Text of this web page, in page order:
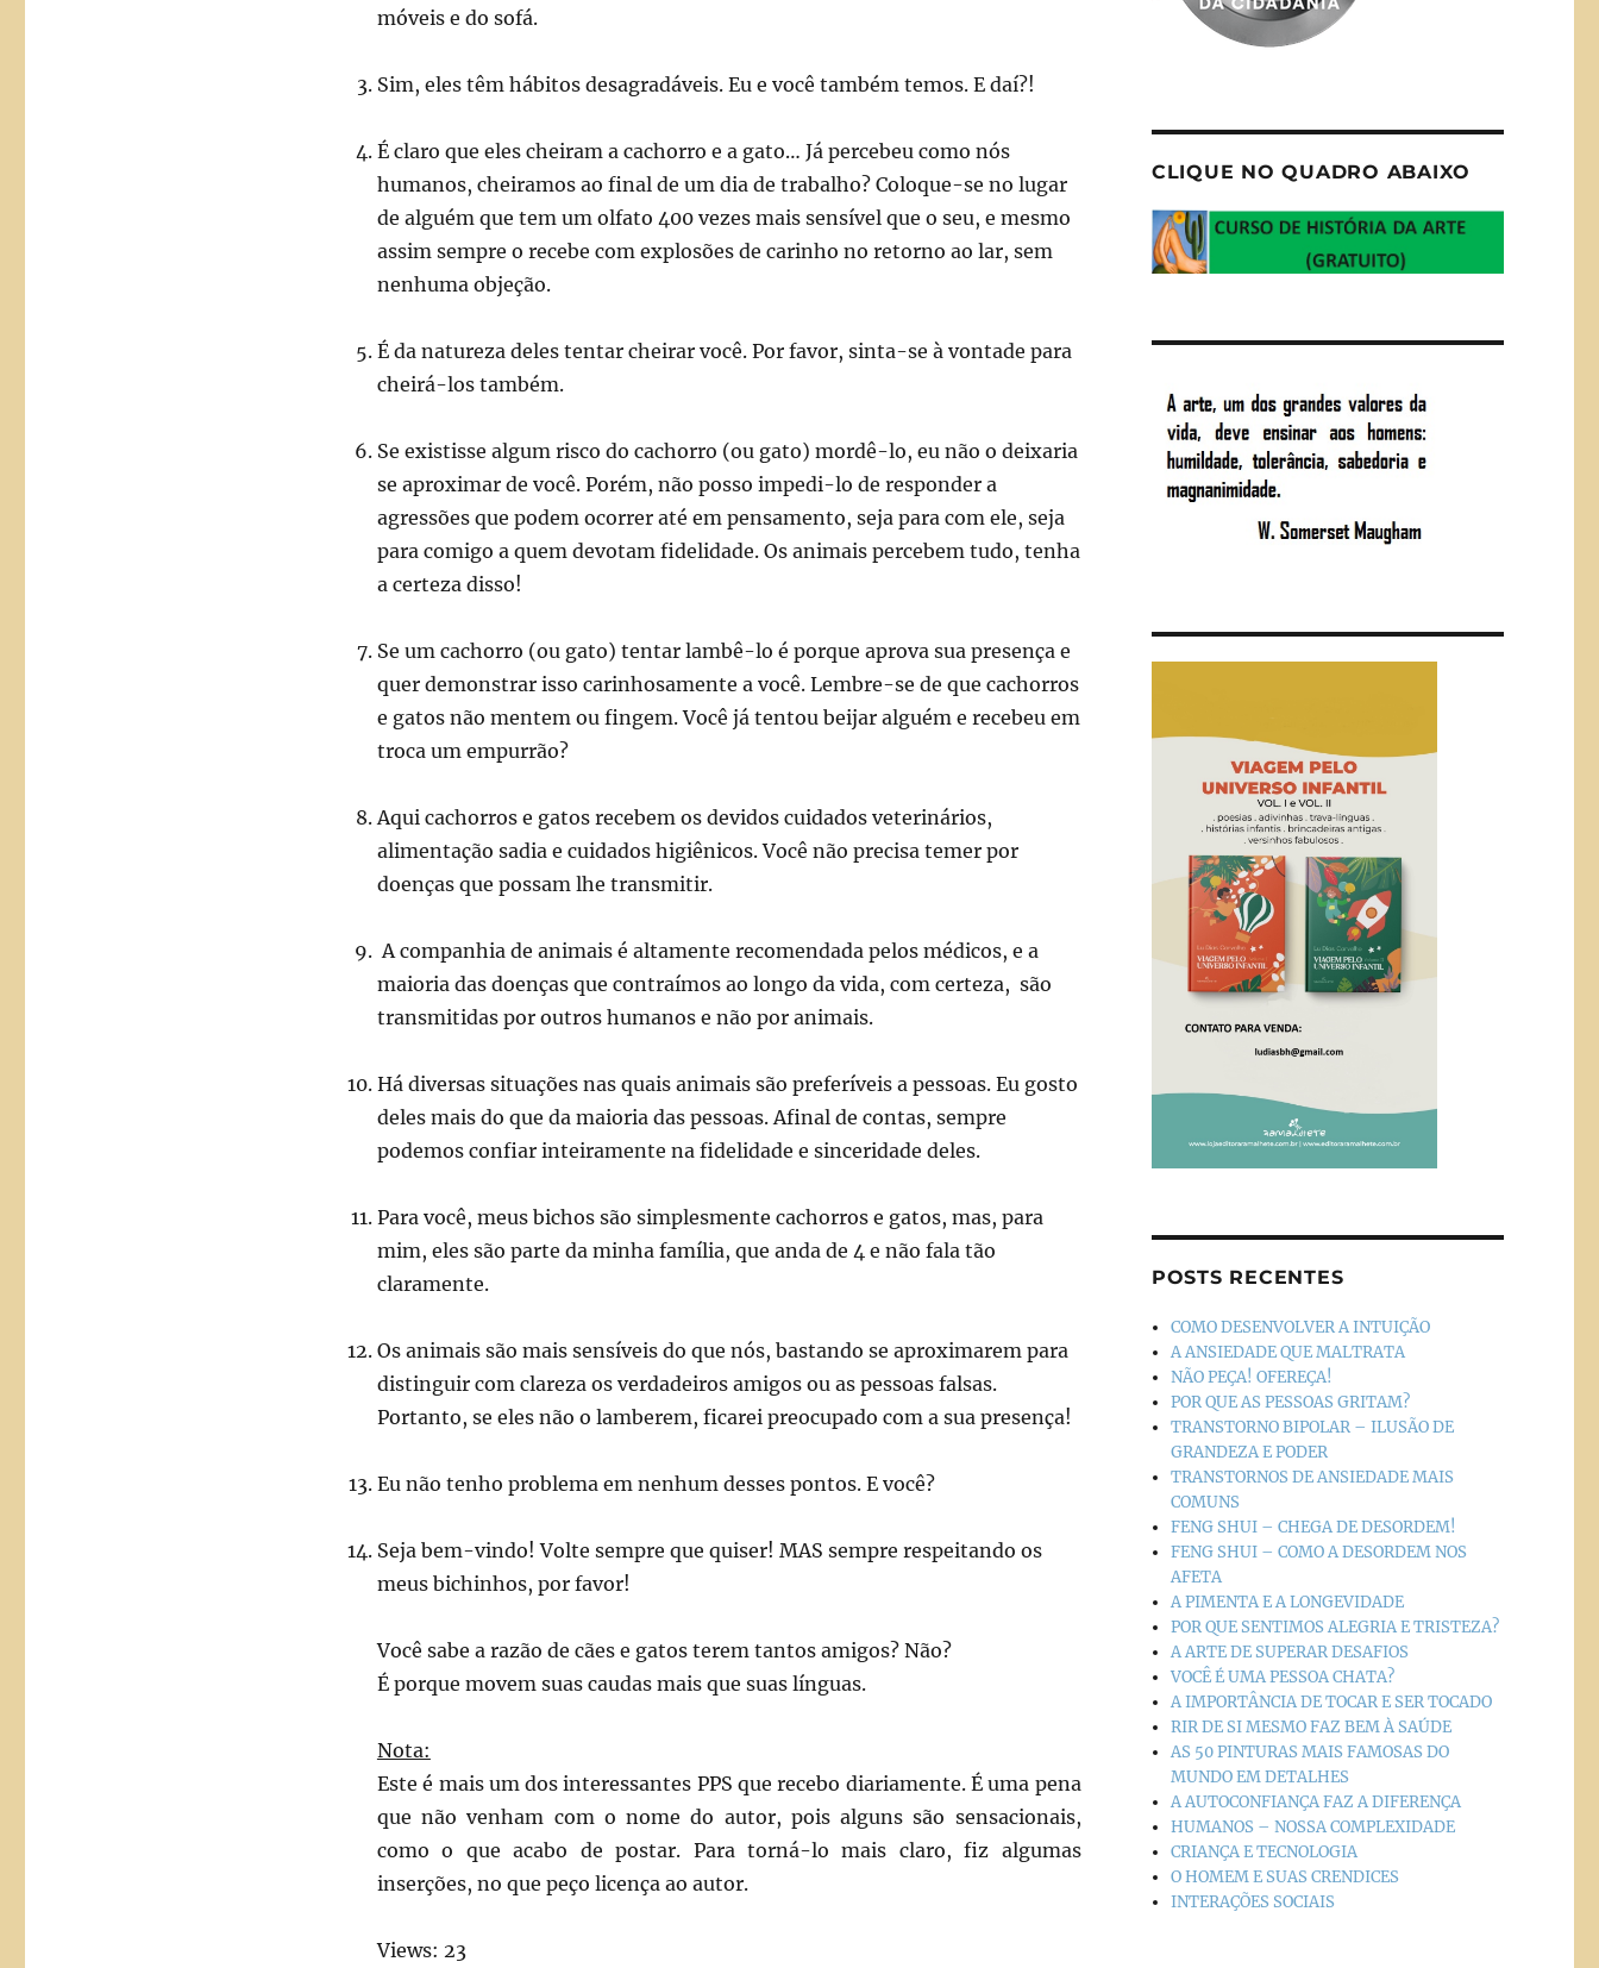
móveis e do sofá.
Sim, eles têm hábitos desagradáveis. Eu e você também temos. E daí?!
É claro que eles cheiram a cachorro e a gato… Já percebeu como nós
humanos, cheiramos ao final de um dia de trabalho? Coloque-se no lugar
de alguém que tem um olfato 400 vezes mais sensível que o seu, e mesmo
assim sempre o recebe com explosões de carinho no retorno ao lar, sem
nenhuma objeção.
É da natureza deles tentar cheirar você. Por favor, sinta-se à vontade para
cheirá-los também.
Se existisse algum risco do cachorro (ou gato) mordê-lo, eu não o deixaria
se aproximar de você. Porém, não posso impedi-lo de responder a
agressões que podem ocorrer até em pensamento, seja para com ele, seja
para comigo a quem devotam fidelidade. Os animais percebem tudo, tenha
a certeza disso!
Se um cachorro (ou gato) tentar lambê-lo é porque aprova sua presença e
quer demonstrar isso carinhosamente a você. Lembre-se de que cachorros
e gatos não mentem ou fingem. Você já tentou beijar alguém e recebeu em
troca um empurrão?
Aqui cachorros e gatos recebem os devidos cuidados veterinários,
alimentação sadia e cuidados higiênicos. Você não precisa temer por
doenças que possam lhe transmitir.
A companhia de animais é altamente recomendada pelos médicos, e a
maioria das doenças que contraímos ao longo da vida, com certeza, são
transmitidas por outros humanos e não por animais.
Há diversas situações nas quais animais são preferíveis a pessoas. Eu gosto
deles mais do que da maioria das pessoas. Afinal de contas, sempre
podemos confiar inteiramente na fidelidade e sinceridade deles.
Para você, meus bichos são simplesmente cachorros e gatos, mas, para
mim, eles são parte da minha família, que anda de 4 e não fala tão
claramente.
Os animais são mais sensíveis do que nós, bastando se aproximarem para
distinguir com clareza os verdadeiros amigos ou as pessoas falsas.
Portanto, se eles não o lamberem, ficarei preocupado com a sua presença!
Eu não tenho problema em nenhum desses pontos. E você?
Seja bem-vindo! Volte sempre que quiser! MAS sempre respeitando os
meus bichinhos, por favor!
Você sabe a razão de cães e gatos terem tantos amigos? Não?
É porque movem suas caudas mais que suas línguas.
Nota:
Este é mais um dos interessantes PPS que recebo diariamente. É uma pena
que não venham com o nome do autor, pois alguns são sensacionais,
como o que acabo de postar. Para torná-lo mais claro, fiz algumas
inserções, no que peço licença ao autor.
Views: 23
CLIQUE NO QUADRO ABAIXO
POSTS RECENTES
COMO DESENVOLVER A INTUIÇÃO
A ANSIEDADE QUE MALTRATA
NÃO PEÇA! OFEREÇA!
POR QUE AS PESSOAS GRITAM?
TRANSTORNO BIPOLAR – ILUSÃO DE
GRANDEZA E PODER
TRANSTORNOS DE ANSIEDADE MAIS
COMUNS
FENG SHUI – CHEGA DE DESORDEM!
FENG SHUI – COMO A DESORDEM NOS
AFETA
A PIMENTA E A LONGEVIDADE
POR QUE SENTIMOS ALEGRIA E TRISTEZA?
A ARTE DE SUPERAR DESAFIOS
VOCÊ É UMA PESSOA CHATA?
A IMPORTÂNCIA DE TOCAR E SER TOCADO
RIR DE SI MESMO FAZ BEM À SAÚDE
AS 50 PINTURAS MAIS FAMOSAS DO
MUNDO EM DETALHES
A AUTOCONFIANÇA FAZ A DIFERENÇA
HUMANOS – NOSSA COMPLEXIDADE
CRIANÇA E TECNOLOGIA
O HOMEM E SUAS CRENDICES
INTERAÇÕES SOCIAIS